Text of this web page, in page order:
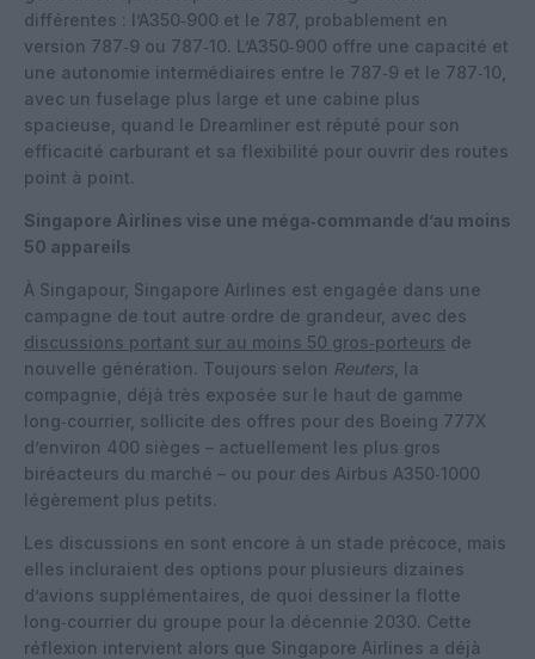
différentes : l’A350‑900 et le 787, probablement en
version 787‑9 ou 787‑10. L’A350‑900 offre une capacité et
une autonomie intermédiaires entre le 787‑9 et le 787‑10,
avec un fuselage plus large et une cabine plus
spacieuse, quand le Dreamliner est réputé pour son
efficacité carburant et sa flexibilité pour ouvrir des routes
point à point.
Singapore Airlines vise une méga‑commande d’au moins
50 appareils
À Singapour, Singapore Airlines est engagée dans une
campagne de tout autre ordre de grandeur, avec des
discussions portant sur au moins 50 gros‑porteurs de
nouvelle génération. Toujours selon Reuters , la
compagnie, déjà très exposée sur le haut de gamme
long‑courrier, sollicite des offres pour des Boeing 777X
d’environ 400 sièges – actuellement les plus gros
biréacteurs du marché – ou pour des Airbus A350‑1000
légèrement plus petits.
Les discussions en sont encore à un stade précoce, mais
elles incluraient des options pour plusieurs dizaines
d’avions supplémentaires, de quoi dessiner la flotte
long‑courrier du groupe pour la décennie 2030. Cette
réflexion intervient alors que Singapore Airlines a déjà